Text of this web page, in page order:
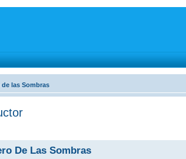
de las Sombras
De Las Sombras